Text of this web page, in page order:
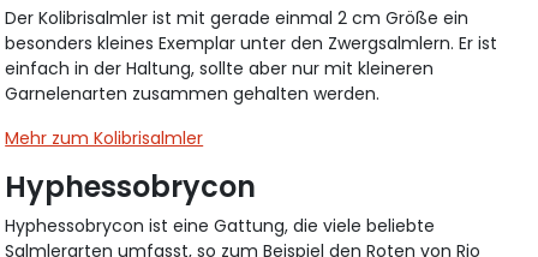
Der Kolibrisalmler ist mit gerade einmal 2 cm Größe ein
besonders kleines Exemplar unter den Zwergsalmlern. Er ist
einfach in der Haltung, sollte aber nur mit kleineren
Garnelenarten zusammen gehalten werden.
Mehr zum Kolibrisalmler
Hyphessobrycon
Hyphessobrycon ist eine Gattung, die viele beliebte
Salmlerarten umfasst, so zum Beispiel den Roten von Rio